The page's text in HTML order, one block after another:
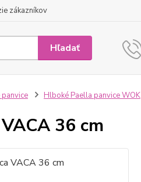
zákazníkov
Hľadať
Hlboké Paella panvice WOK
36 cm